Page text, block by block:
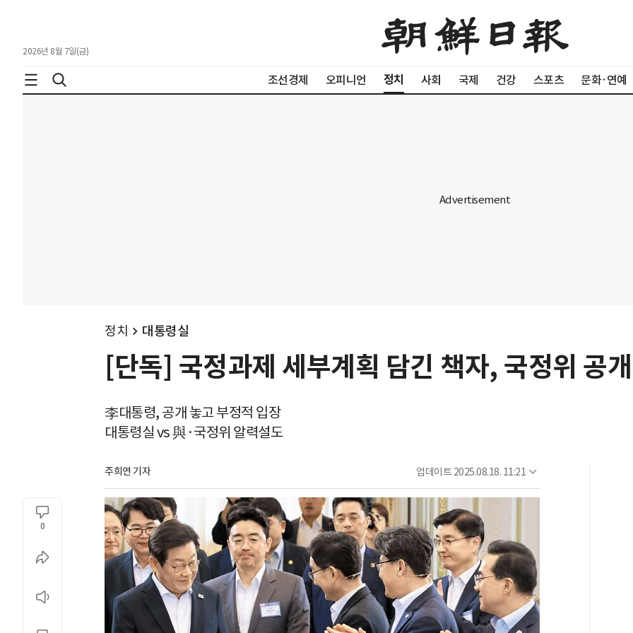
2026년 8월 7일(금)
조선경제 오피니언 정치 사회 국제 건강 스포츠 문화·연예
정치 대통령실
[단독] 국정과제 세부계획 담긴 책자, 국정위 공개
李대통령, 공개 놓고 부정적 입장
대통령실 vs 與·국정위 알력설도
주희연 기자 업데이트 2025.08.18. 11:21
0